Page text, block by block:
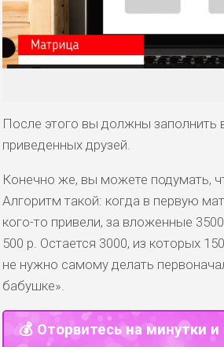
После этого вы должны заполнить
приведенных друзей.
Конечно же, вы можете подумать,
Алгоритм такой: когда в первую
кого-то привели, за вложенные
500 р. Остается 3000, из которых
не нужно самому делать
бабушке».
💰 Оторвитесь на минутки